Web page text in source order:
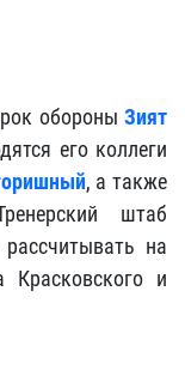
обороны Зият
его коллеги
, а также
штаб
на
Красковского и